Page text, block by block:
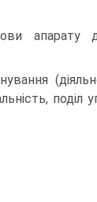
апарату